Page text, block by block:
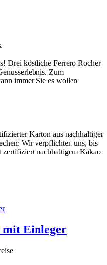
Drei köstliche Ferrero Rocher
Zum
immer Sie es wollen
Karton aus nachhaltiger
Wir verpflichten uns, bis
zertifiziert nachhaltigem Kakao
mit Einleger